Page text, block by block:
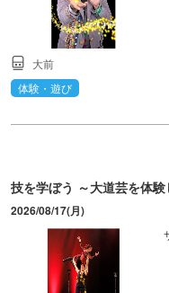
大前
体験・遊び
技を学ぼう ～大道芸を体験
2026/08/17(月)